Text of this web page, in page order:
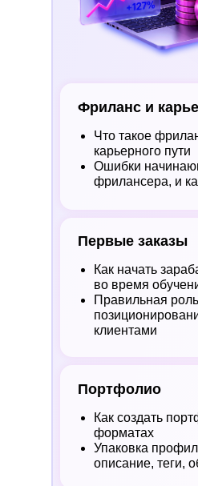
Фриланс и
Что такое
карьерного пути
Ошибки
фрилансера, и
Первые заказы
Как начать
во время
Правильная
клиентами
Портфолио
Как создать
форматах
Упаковка
описание, теги,